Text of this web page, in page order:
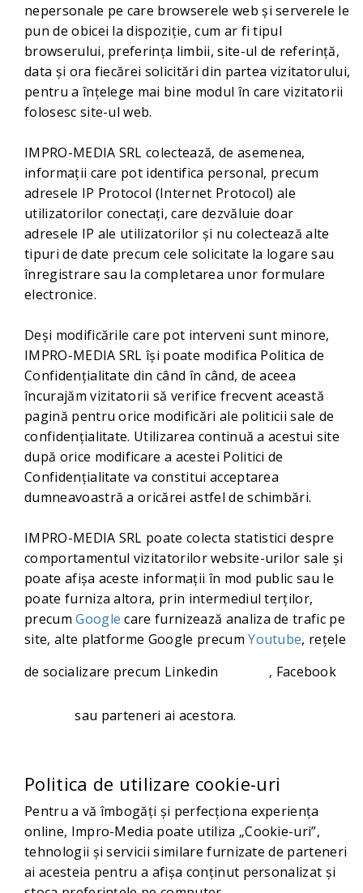
nepersonale pe care browserele web și serverele le
pun de obicei la dispoziție, cum ar fi tipul
browserului, preferința limbii, site-ul de referință,
data și ora fiecărei solicitări din partea vizitatorului,
pentru a înțelege mai bine modul în care vizitatorii
folosesc site-ul web.
IMPRO-MEDIA SRL colectează, de asemenea,
informații care pot identifica personal, precum
adresele IP Protocol (Internet Protocol) ale
utilizatorilor conectați, care dezvăluie doar
adresele IP ale utilizatorilor și nu colectează alte
tipuri de date precum cele solicitate la logare sau
înregistrare sau la completarea unor formulare
electronice.
Deși modificările care pot interveni sunt minore,
IMPRO-MEDIA SRL își poate modifica Politica de
Confidențialitate din când în când, de aceea
încurajăm vizitatorii să verifice frecvent această
pagină pentru orice modificări ale politicii sale de
confidențialitate. Utilizarea continuă a acestui site
după orice modificare a acestei Politici de
Confidențialitate va constitui acceptarea
dumneavoastră a oricărei astfel de schimbări.
IMPRO-MEDIA SRL poate colecta statistici despre
comportamentul vizitatorilor website-urilor sale și
poate afișa aceste informații în mod public sau le
poate furniza altora, prin intermediul terților,
precumGoogle care furnizează analiza de trafic pe
site, alte platforme Google precumYoutube, rețele
de socializare precum Linkedin
, Facebook
sau parteneri ai acestora.
Politica de utilizare cookie-uri
Pentru a vă îmbogăți și perfecționa experiența
online, Impro-Media poate utiliza „Cookie-uri”,
tehnologii și servicii similare furnizate de parteneri
ai acesteia pentru a afișa conținut personalizat și